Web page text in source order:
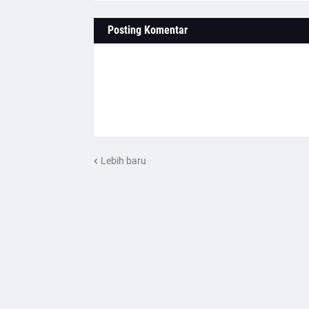
Posting Komentar
Lebih baru